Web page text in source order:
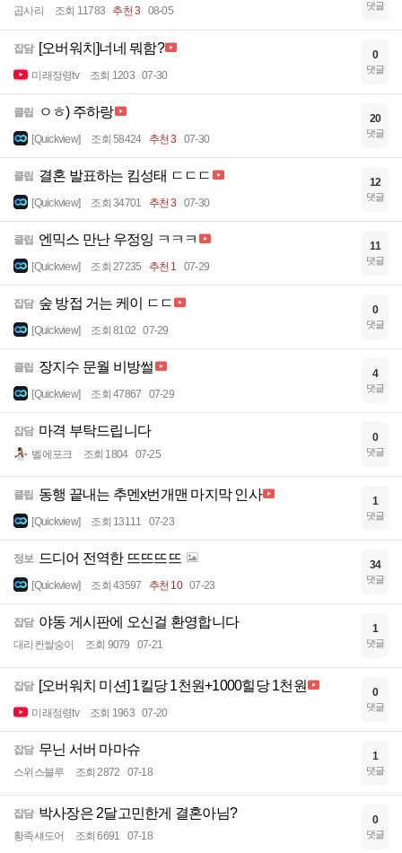
곱사리 조회 11783 추천 3 08-05 댓글
잡담 [오버워치]너네 뭐함?
미래정령tv 조회 1203 07-30
0
댓글
클립 ㅇㅎ) 주하랑
[Quickview] 조회 58424 추천 3 07-30
20
댓글
클립 결혼 발표하는 킴성태 ㄷㄷㄷ
[Quickview] 조회 34701 추천 3 07-30
12
댓글
클립 엔믹스 만난 우정잉 ㅋㅋㅋ
[Quickview] 조회 27235 추천 1 07-29
11
댓글
잡담 숲 방접 거는 케이 ㄷㄷ
[Quickview] 조회 8102 07-29
0
댓글
클립 장지수 문월 비방썰
[Quickview] 조회 47867 07-29
4
댓글
잡담 마격 부탁드립니다
벨에포크 조회 1804 07-25
0
댓글
클립 동행 끝내는 추멘x번개맨 마지막 인사
[Quickview] 조회 13111 07-23
1
댓글
정보 드디어 전역한 뜨뜨뜨뜨
[Quickview] 조회 43597 추천 10 07-23
34
댓글
잡담 야동 게시판에 오신걸 환영합니다
대리컨쌀숭이 조회 9079 07-21
1
댓글
잡담 [오버워치 미션] 1킬당 1천원+1000힐당 1천원
미래정령tv 조회 1963 07-20
0
댓글
잡담 무닌 서버 마마슈
스위스블루 조회 2872 07-18
1
댓글
잡담 박사장은 2달고민한게 결혼아님?
황족섀도어 조회 6691 07-18
0
댓글